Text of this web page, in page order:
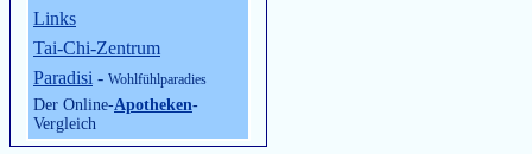
Links
Tai-Chi-Zentrum
Paradisi - Wohlfühlparadies
Der Online-Apotheken-
Vergleich